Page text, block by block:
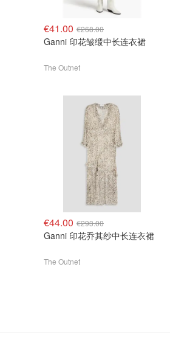
€41.00 €268.00
Ganni 印花皱缎中长连衣裙
The Outnet
€44.00 €293.00
Ganni 印花乔其纱中长连衣裙
The Outnet